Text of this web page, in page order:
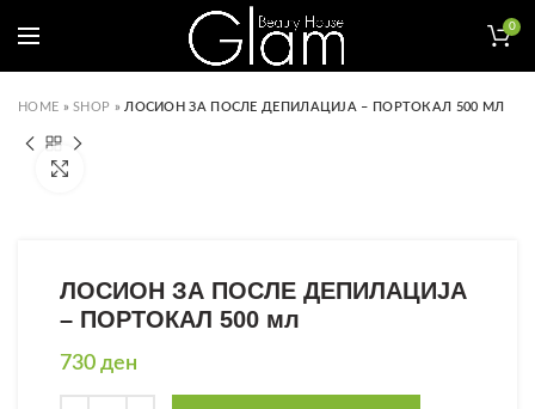
0
HOME »SHOP » ЛОСИОН ЗА ПОСЛЕ ДЕПИЛАЦИЈА – ПОРТОКАЛ 500 МЛ
ЛОСИОН ЗА ПОСЛЕ ДЕПИЛАЦИЈА
– ПОРТОКАЛ 500 мл
730 ден